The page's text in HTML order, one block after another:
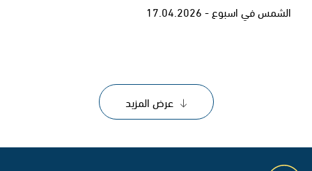
الشمس في اسبوع - 17.04.2026
عرض المزيد